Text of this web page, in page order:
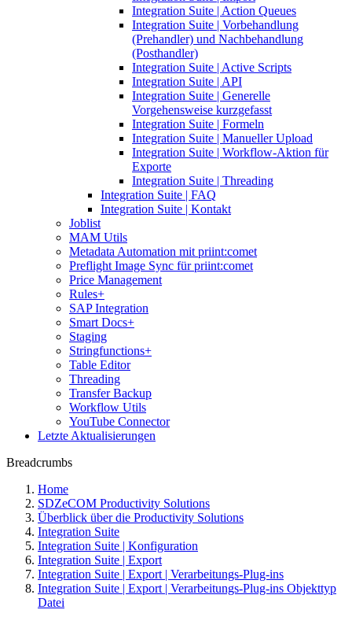
Integration Suite | Action Queues
Integration Suite | Vorbehandlung
(Prehandler) und Nachbehandlung
(Posthandler)
Integration Suite | Active Scripts
Integration Suite | API
Integration Suite | Generelle
Vorgehensweise kurzgefasst
Integration Suite | Formeln
Integration Suite | Manueller Upload
Integration Suite | Workflow-Aktion für
Exporte
Integration Suite | Threading
Integration Suite | FAQ
Integration Suite | Kontakt
Joblist
MAM Utils
Metadata Automation mit priint:comet
Preflight Image Sync für priint:comet
Price Management
Rules+
SAP Integration
Smart Docs+
Staging
Stringfunctions+
Table Editor
Threading
Transfer Backup
Workflow Utils
YouTube Connector
Letzte Aktualisierungen
Breadcrumbs
Home
SDZeCOM Productivity Solutions
Überblick über die Productivity Solutions
Integration Suite
Integration Suite | Konfiguration
Integration Suite | Export
Integration Suite | Export | Verarbeitungs-Plug-ins
Integration Suite | Export | Verarbeitungs-Plug-ins Objekttyp
Datei